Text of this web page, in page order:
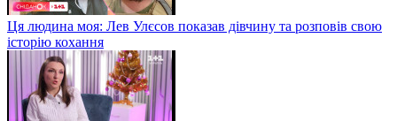
Ця людина моя: Лев Улєсов показав дівчину та розповів свою
історію кохання